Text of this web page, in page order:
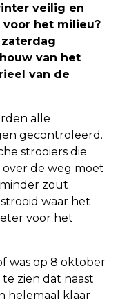
veilig en
voor het milieu?
van het
van de
alle
gecontroleerd.
strooiers die
de weg moet
zout
waar het
voor het
was op 8 oktober
te zien dat naast
helemaal klaar